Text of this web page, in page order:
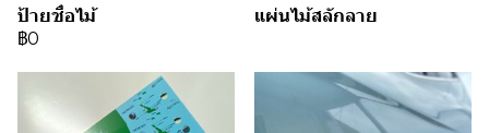
ป้ายชื่อไม้
฿0
แผ่นไม้สลักลาย